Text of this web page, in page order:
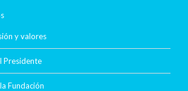
y valores
Presidente
Fundación